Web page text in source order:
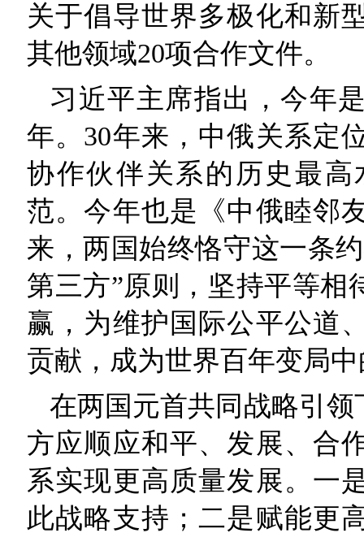
关于倡导世界多极化和新
其他领域20项合作文件。
习近平主席指出，今年
年。30年来，中俄关系定
协作伙伴关系的历史最
范。今年也是《中俄睦邻
来，两国始终恪守这一条
第三方”原则，坚持平等相
赢，为维护国际公平公道
贡献，成为世界百年变局
在两国元首共同战略引
方应顺应和平、发展、合
系实现更高质量发展。一
此战略支持；二是赋能更